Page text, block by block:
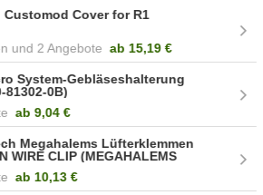
Customod Cover for R1
2 Angebote ab 15,19 €
System-Gebläseshalterung
81302-0B)
ab 9,04 €
Megahalems Lüfterklemmen
WIRE CLIP (MEGAHALEMS
ab 10,13 €